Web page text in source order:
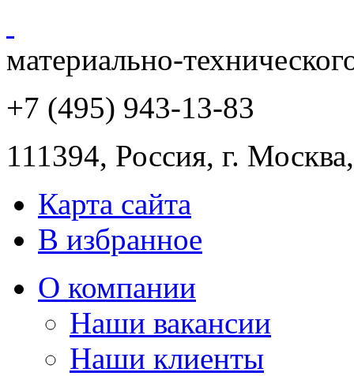
материально-
+7 (495) 943-13-83
111394, Россия, г. Москва
Карта сайта
В избранное
О компании
Наши вакансии
Наши клиенты